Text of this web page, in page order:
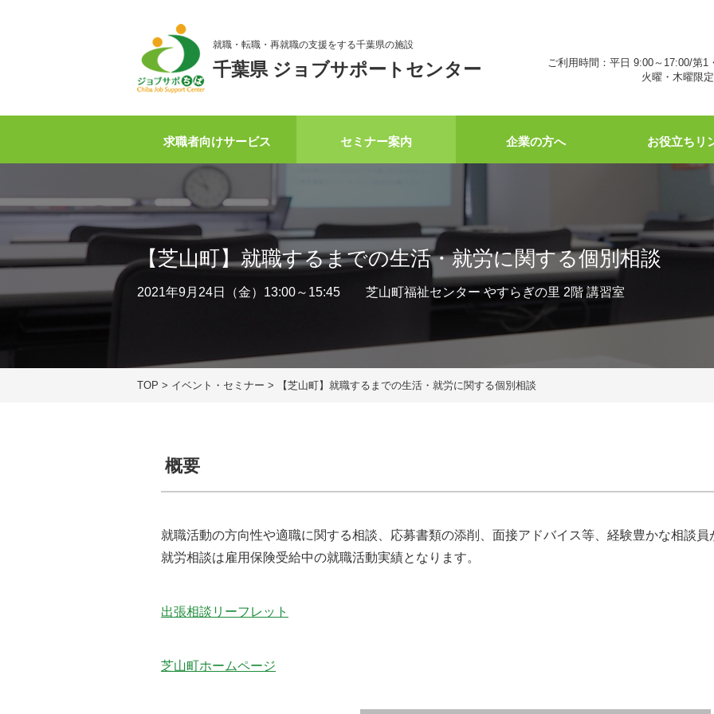
就職・転職・再就職の支援をする千葉県の施設
千葉県 ジョブサポートセンター
ご利用時間：平日 9:00～17:00/第
火曜・木曜限
求職者向けサービス セミナー案内 企業の方へ お役立ちリ
【芝山町】就職するまでの生活・就労に関する個別相談
2021年9月24日（金）13:00～15:45 芝山町福祉センター やすらぎの里 2階 講習室
TOP > イベント・セミナー > 【芝山町】就職するまでの生活・就労に関する個別相談
概要
就職活動の方向性や適職に関する相談、応募書類の添削、面接アドバイス等、経験豊かな相談員
就労相談は雇用保険受給中の就職活動実績となります。
出張相談リーフレット
芝山町ホームページ